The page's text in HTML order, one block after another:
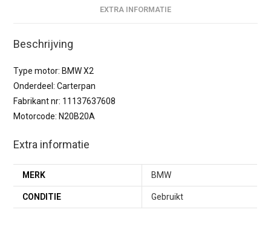
EXTRA INFORMATIE
Beschrijving
Type motor: BMW X2
Onderdeel: Carterpan
Fabrikant nr: 11137637608
Motorcode: N20B20A
Extra informatie
MERK BMW
CONDITIE Gebruikt